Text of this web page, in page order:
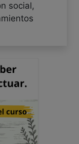
social,